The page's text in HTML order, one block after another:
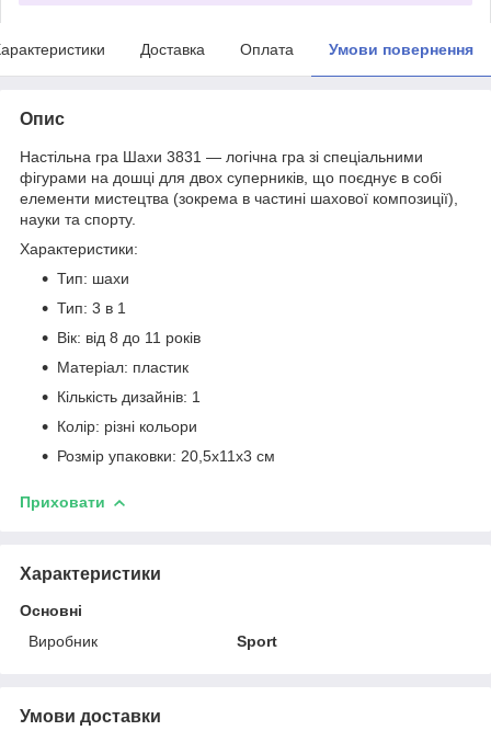
Доставка Оплата Умови повернення
Опис
Настільна гра Шахи 3831 — логічна гра зі спеціальними
фігурами на дошці для двох суперників, що поєднує в собі
елементи мистецтва (зокрема в частині шахової композиції),
науки та спорту.
Характеристики:
Тип: шахи
Тип: 3 в 1
Вік: від 8 до 11 років
Матеріал: пластик
Кількість дизайнів: 1
Колір: різні кольори
Розмір упаковки: 20,5х11х3 см
Приховати
Характеристики
Основні
Виробник
Sport
Умови доставки